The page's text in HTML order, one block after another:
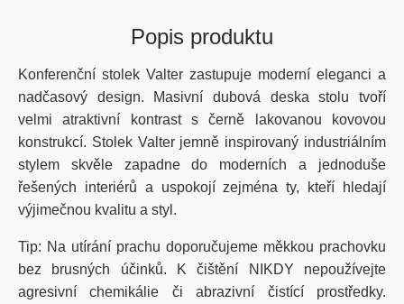
Popis produktu
Konferenční stolek Valter zastupuje moderní eleganci a
nadčasový design. Masivní dubová deska stolu tvoří
velmi atraktivní kontrast s černě lakovanou kovovou
konstrukcí. Stolek Valter jemně inspirovaný industriálním
stylem skvěle zapadne do moderních a jednoduše
řešených interiérů a uspokojí zejména ty, kteří hledají
výjimečnou kvalitu a styl.
Tip: Na utírání prachu doporučujeme měkkou prachovku
bez brusných účinků. K čištění NIKDY nepoužívejte
agresivní chemikálie či abrazivní čistící prostředky.